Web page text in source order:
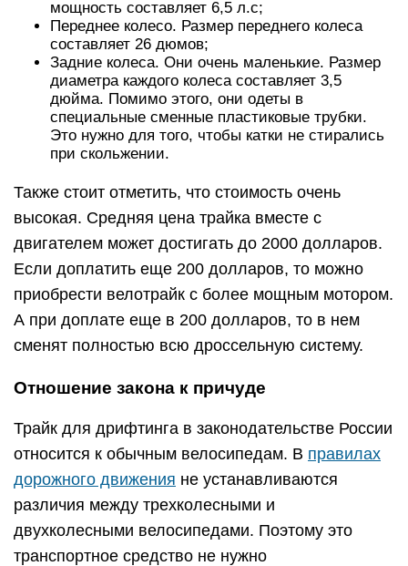
мощность составляет 6,5 л.с;
Переднее колесо. Размер переднего колеса
составляет 26 дюмов;
Задние колеса. Они очень маленькие. Размер
диаметра каждого колеса составляет 3,5
дюйма. Помимо этого, они одеты в
специальные сменные пластиковые трубки.
Это нужно для того, чтобы катки не стирались
при скольжении.
Также стоит отметить, что стоимость очень
высокая. Средняя цена трайка вместе с
двигателем может достигать до 2000 долларов.
Если доплатить еще 200 долларов, то можно
приобрести велотрайк с более мощным мотором.
А при доплате еще в 200 долларов, то в нем
сменят полностью всю дроссельную систему.
Отношение закона к причуде
Трайк для дрифтинга в законодательстве России
относится к обычным велосипедам. В правилах
дорожного движения не устанавливаются
различия между трехколесными и
двухколесными велосипедами. Поэтому это
транспортное средство не нужно